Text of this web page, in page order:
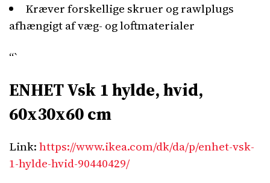
Kræver forskellige skruer og rawlplugs
afhængigt af væg- og loftmaterialer
“`
ENHET Vsk 1 hylde, hvid,
60x30x60 cm
Link:https://www.ikea.com/dk/da/p/enhet-vsk-
1-hylde-hvid-90440429/